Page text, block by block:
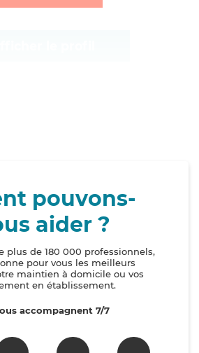
pouvons-
aider ?
plus de 180 000 professionnels,
pour vous les meilleurs
maintien à domicile ou vos
en établissement.
accompagnent 7/7